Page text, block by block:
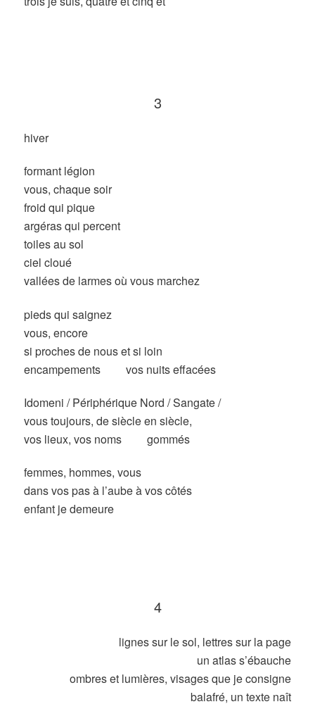
3
hiver
formant légion
vous, chaque soir
froid qui pique
argéras qui percent
toiles au sol
ciel cloué
vallées de larmes où vous marchez
pieds qui saignez
vous, encore
si proches de nous et si loin
encampements vos nuits effacées
Idomeni / Périphérique Nord / Sangate /
vous toujours, de siècle en siècle,
vos lieux, vos noms gommés
femmes, hommes, vous
dans vos pas à l’aube à vos côtés
enfant je demeure
4
lignes sur le sol, lettres sur la page
un atlas s’ébauche
ombres et lumières, visages que je consigne
balafré, un texte naît